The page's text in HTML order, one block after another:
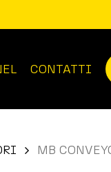
CONTATTI
MB